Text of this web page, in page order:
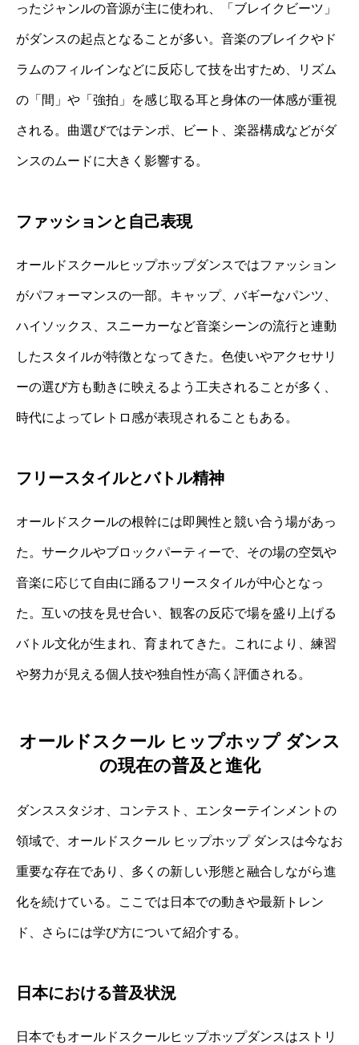
ったジャンルの音源が主に使われ、「ブレイクビーツ」
がダンスの起点となることが多い。音楽のブレイクやド
ラムのフィルインなどに反応して技を出すため、リズム
の「間」や「強拍」を感じ取る耳と身体の一体感が重視
される。曲選びではテンポ、ビート、楽器構成などがダ
ンスのムードに大きく影響する。
ファッションと自己表現
オールドスクールヒップホップダンスではファッション
がパフォーマンスの一部。キャップ、バギーなパンツ、
ハイソックス、スニーカーなど音楽シーンの流行と連動
したスタイルが特徴となってきた。色使いやアクセサリ
ーの選び方も動きに映えるよう工夫されることが多く、
時代によってレトロ感が表現されることもある。
フリースタイルとバトル精神
オールドスクールの根幹には即興性と競い合う場があっ
た。サークルやブロックパーティーで、その場の空気や
音楽に応じて自由に踊るフリースタイルが中心となっ
た。互いの技を見せ合い、観客の反応で場を盛り上げる
バトル文化が生まれ、育まれてきた。これにより、練習
や努力が見える個人技や独自性が高く評価される。
オールドスクール ヒップホップ ダンス
の現在の普及と進化
ダンススタジオ、コンテスト、エンターテインメントの
領域で、オールドスクール ヒップホップ ダンスは今なお
重要な存在であり、多くの新しい形態と融合しながら進
化を続けている。ここでは日本での動きや最新トレン
ド、さらには学び方について紹介する。
日本における普及状況
日本でもオールドスクールヒップホップダンスはストリ